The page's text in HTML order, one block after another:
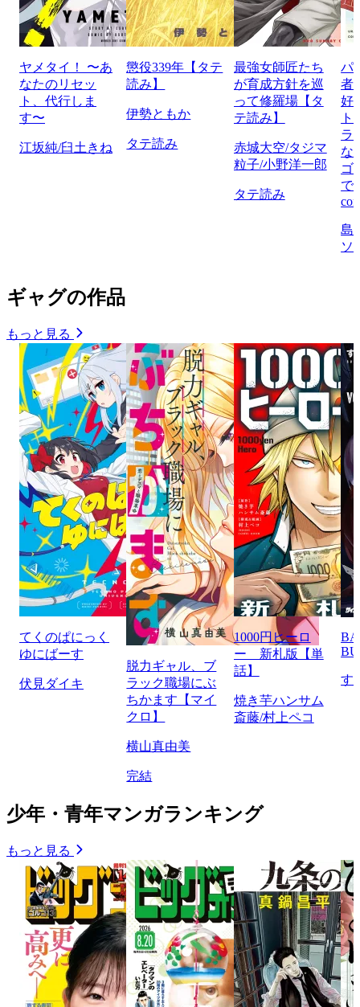
ヤメタイ！ 〜あ
なたのリセッ
ト、代行しま
す〜
江坂純/臼土きね
懲役339年【タテ
読み】
伊勢ともか
タテ読み
最強女師匠たち
が育成方針を巡
って修羅場【タ
テ読み】
赤城大空/タジマ
粒子/小野洋一郎
タテ読み
パ
者
好
ト
ラ
な
ゴ
で
島
ソ
ギャグの作品
もっと見る
てくのぱにっく
ゆにばーす
伏見ダイキ
脱力ギャル、ブ
ラック職場にぶ
ちかます【マイ
クロ】
横山真由美
完結
1000円ヒーロ
ー 新札版【単
話】
焼き芋ハンサム
斎藤/村上ペコ
す
少年・青年マンガランキング
もっと見る